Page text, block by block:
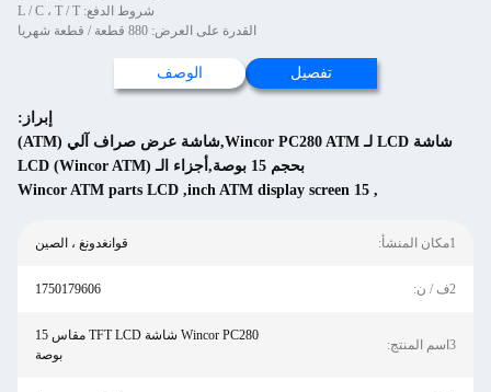
شروط الدفع: L / C ، T / T
القدرة على العرض: 880 قطعة / قطعة شهريا
تفصيل الوصف
إبراز:
شاشة LCD لـ Wincor PC280 ATM,شاشة عرض صراف آلي (ATM)
بحجم 15 بوصة,أجزاء الـ (Wincor ATM) LCD
,
15 inch ATM display screen
,
Wincor ATM parts LCD
1مكان المنشأ: قوانغدونغ ، الصين
2ف / ن: 1750179606
3اسم المنتج:
Wincor PC280 شاشة TFT LCD مقاس 15
بوصة